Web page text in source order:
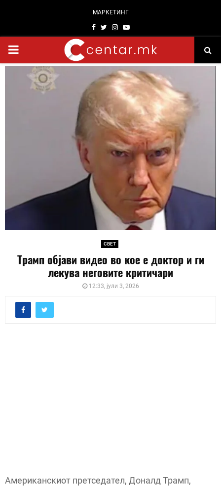
МАРКЕТИНГ
Facebook
TwitterInstagram
Youtube
PRIMARY
MENU
СВЕТ
Трамп објави видео во кое е доктор и ги
лекува неговите критичари
12:33, јули 3, 2026
Американскиот претседател, Доналд Трамп,